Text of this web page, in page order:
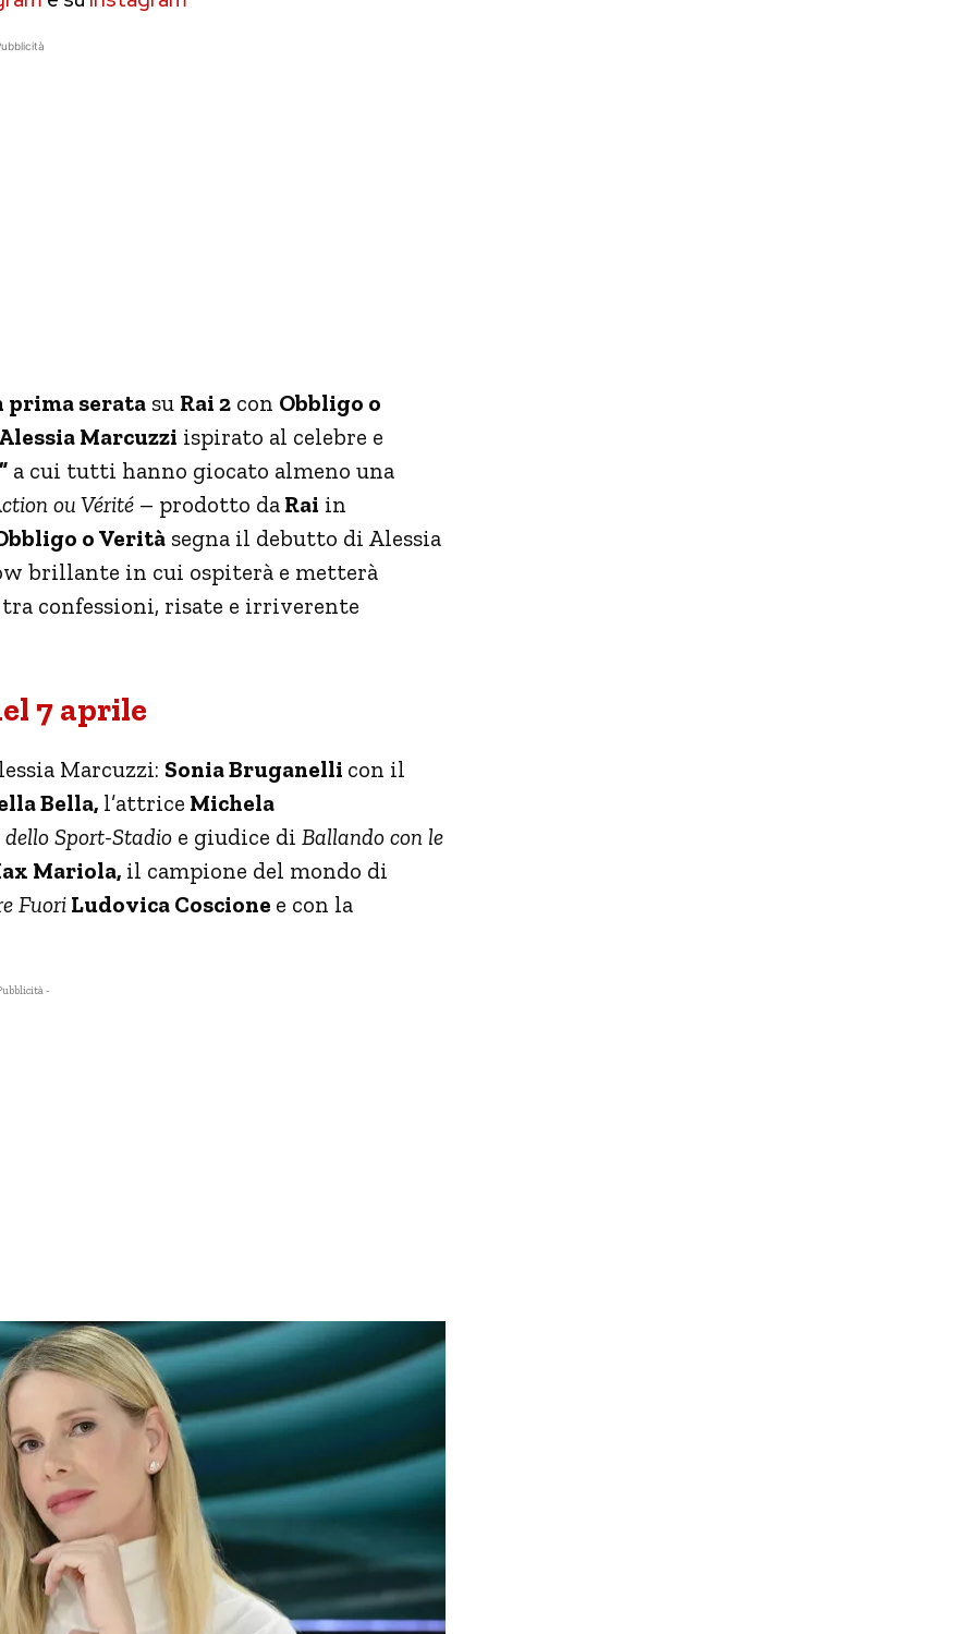
prima serata su Rai 2 con Obbligo o
Marcuzzi ispirato al celebre e
a cui tutti hanno giocato almeno una
ou Vérité – prodotto da Rai in
o Verità segna il debutto di Alessia
brillante in cui ospiterà e metterà
confessioni, risate e irriverente
7 aprile
Marcuzzi: Sonia Bruganelli con il
Bella, l’attrice Michela
dello Sport-Stadio e giudice di Ballando con le
Mariola, il campione del mondo di
Fuori Ludovica Coscione e con la
-